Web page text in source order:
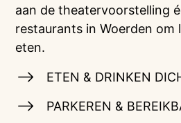
aan de theatervoorstelling
restaurants in Woerden om
eten.
ETEN & DRINKEN
PARKEREN &